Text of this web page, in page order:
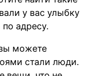
у вас улыбку
адресу.
можете
стали люди.